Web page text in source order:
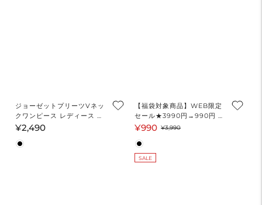
ジョーゼットプリーツVネッ
クワンピース レディース メ
ール便不可
通
常
¥2,490
【福袋対象商品】WEB限定
セール★3990円→990円 シ
フォンノースリーブワンピー
¥990 セ
通
¥3,990
SALE